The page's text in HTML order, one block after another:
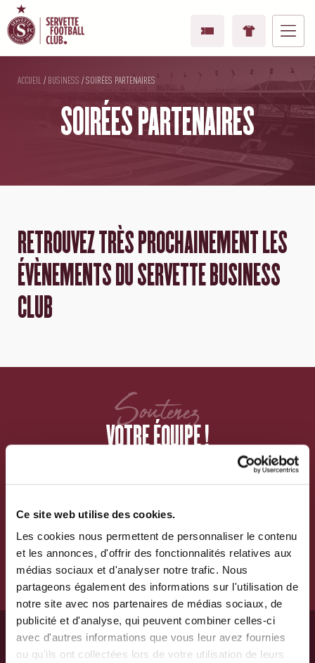
Ce site web utilise des cookies.
Les cookies nous permettent de personnaliser le contenu
et les annonces, d'offrir des fonctionnalités relatives aux
médias sociaux et d'analyser notre trafic. Nous
partageons également des informations sur l'utilisation de
notre site avec nos partenaires de médias sociaux, de
publicité et d'analyse, qui peuvent combiner celles-ci
avec d'autres informations que vous leur avez fournies
ou qu'ils ont collectées lors de votre utilisation de leurs
ACCUEIL /BUSINESS /SOIRÉES PARTENAIRES
SOIRÉES PARTENAIRES
RETROUVEZ TRÈS PROCHAINEMENT LES
ÉVÈNEMENTS DU SERVETTE BUSINESS
CLUB
Soutenez
VOTRE ÉQUIPE !
& PORTEZ NOS COULEURS !
VOS BILLETS BOUTIQUE